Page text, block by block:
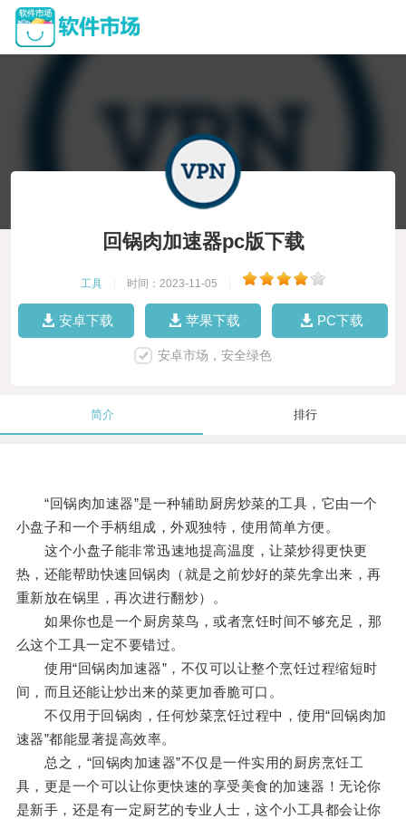
回锅肉加速器pc版下载
工具 时间：2023-11-05
安卓下载 苹果下载 PC下载
安卓市场，安全绿色
简介 排行
“回锅肉加速器”是一种辅助厨房炒菜的工具，它由一个
小盘子和一个手柄组成，外观独特，使用简单方便。
这个小盘子能非常迅速地提高温度，让菜炒得更快更
热，还能帮助快速回锅肉（就是之前炒好的菜先拿出来，再
重新放在锅里，再次进行翻炒）。
如果你也是一个厨房菜鸟，或者烹饪时间不够充足，那
么这个工具一定不要错过。
使用“回锅肉加速器”，不仅可以让整个烹饪过程缩短时
间，而且还能让炒出来的菜更加香脆可口。
不仅用于回锅肉，任何炒菜烹饪过程中，使用“回锅肉加
速器”都能显著提高效率。
总之，“回锅肉加速器”不仅是一件实用的厨房烹饪工
具，更是一个可以让你更快速的享受美食的加速器！无论你
是新手，还是有一定厨艺的专业人士，这个小工具都会让你